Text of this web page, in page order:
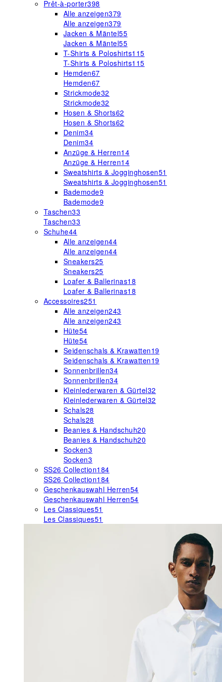
Prêt-à-porter398
Alle anzeigen379
Alle anzeigen379
Jacken & Mäntel55
Jacken & Mäntel55
T-Shirts & Poloshirts115
T-Shirts & Poloshirts115
Hemden67
Hemden67
Strickmode32
Strickmode32
Hosen & Shorts62
Hosen & Shorts62
Denim34
Denim34
Anzüge & Herren14
Anzüge & Herren14
Sweatshirts & Jogginghosen51
Sweatshirts & Jogginghosen51
Bademode9
Bademode9
Taschen33
Taschen33
Schuhe44
Alle anzeigen44
Alle anzeigen44
Sneakers25
Sneakers25
Loafer & Ballerinas18
Loafer & Ballerinas18
Accessoires251
Alle anzeigen243
Alle anzeigen243
Hüte54
Hüte54
Seidenschals & Krawatten19
Seidenschals & Krawatten19
Sonnenbrillen34
Sonnenbrillen34
Kleinlederwaren & Gürtel32
Kleinlederwaren & Gürtel32
Schals28
Schals28
Beanies & Handschuh20
Beanies & Handschuh20
Socken3
Socken3
SS26 Collection184
SS26 Collection184
Geschenkauswahl Herren54
Geschenkauswahl Herren54
Les Classiques51
Les Classiques51